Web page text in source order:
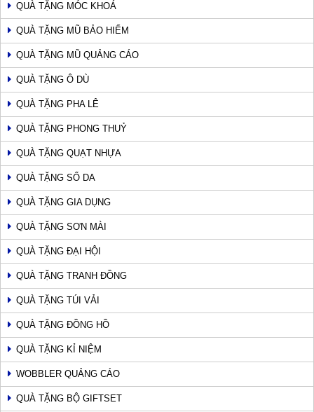
QUÀ TẶNG MÓC KHOÁ
QUÀ TẶNG MŨ BẢO HIỂM
QUÀ TẶNG MŨ QUẢNG CÁO
QUÀ TẶNG Ô DÙ
QUÀ TẶNG PHA LÊ
QUÀ TẶNG PHONG THUỶ
QUÀ TẶNG QUẠT NHỰA
QUÀ TẶNG SỔ DA
QUÀ TẶNG GIA DỤNG
QUÀ TẶNG SƠN MÀI
QUÀ TẶNG ĐẠI HỘI
QUÀ TẶNG TRANH ĐỒNG
QUÀ TẶNG TÚI VẢI
QUÀ TẶNG ĐỒNG HỒ
QUÀ TẶNG KỈ NIỆM
WOBBLER QUẢNG CÁO
QUÀ TẶNG BỘ GIFTSET